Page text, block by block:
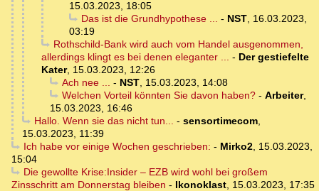
15.03.2023, 18:05
Das ist die Grundhypothese ... - NST, 16.03.2023,
03:19
Rothschild-Bank wird auch vom Handel ausgenommen,
allerdings klingt es bei denen eleganter ... - Der gestiefelte
Kater, 15.03.2023, 12:26
Ach nee ... - NST, 15.03.2023, 14:08
Welchen Vorteil könnten Sie davon haben?- Arbeiter,
15.03.2023, 16:46
Hallo. Wenn sie das nicht tun... - sensortimecom,
15.03.2023, 11:39
Ich habe vor einige Wochen geschrieben: - Mirko2, 15.03.2023,
15:04
Die gewollte Krise:Insider – EZB wird wohl bei großem
Zinsschritt am Donnerstag bleiben - Ikonoklast, 15.03.2023, 17:35